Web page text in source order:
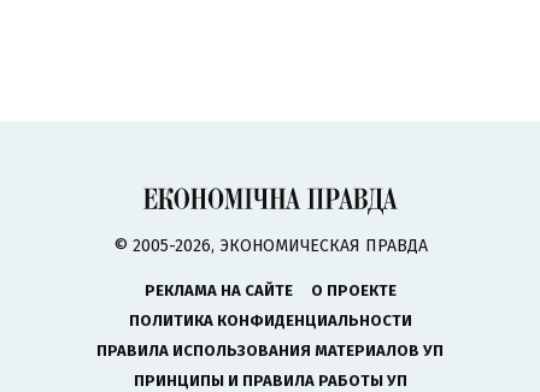
© 2005-2026, ЭКОНОМИЧЕСКАЯ ПРАВДА
РЕКЛАМА НА САЙТЕ
О ПРОЕКТЕ
ПОЛИТИКА КОНФИДЕНЦИАЛЬНОСТИ
ПРАВИЛА ИСПОЛЬЗОВАНИЯ МАТЕРИАЛОВ УП
ПРИНЦИПЫ И ПРАВИЛА РАБОТЫ УП